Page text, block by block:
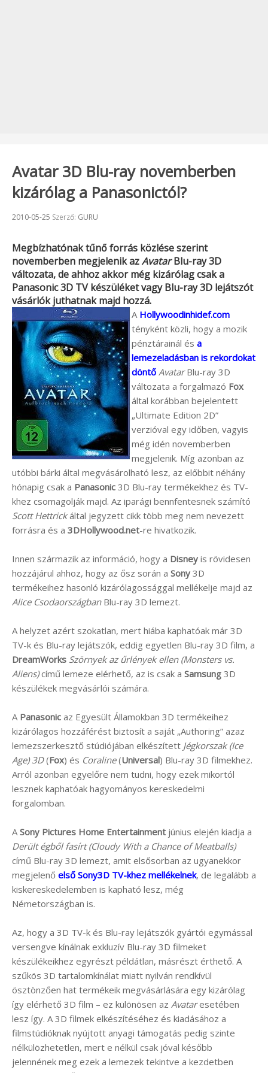
Avatar 3D Blu-ray novemberben
kizárólag a Panasonictól?
Beküldve:
2010-05-25 Szerző: GURU
Megbízhatónak tűnő forrás közlése szerint
novemberben megjelenik azAvatarBlu-ray 3D
változata, de ahhoz akkor még kizárólag csak a
Panasonic3D TV készüléket vagy Blu-ray 3D lejátszót
vásárlók juthatnak majd hozzá.
A Hollywoodinhidef.com
tényként közli, hogy a mozik
pénztárainál és a
lemezeladásban is rekordokat
döntő AvatarBlu-ray 3D
változata a forgalmazó Fox
által korábban bejelentett
„Ultimate Edition 2D”
verzióval egy időben, vagyis
még idén novemberben
megjelenik. Míg azonban az
utóbbi bárki által megvásárolható lesz, az előbbit néhány
hónapig csak a Panasonic 3D Blu-ray termékekhez és TV-
khez csomagolják majd. Az iparági bennfentesnek számító
Scott Hettrickáltal jegyzett cikk több meg nem nevezett
forrásra és a 3DHollywood.net-re hivatkozik.
Innen származik az információ, hogy a Disney is rövidesen
hozzájárul ahhoz, hogy az ősz során a Sony 3D
termékeihez hasonló kizárólagossággal mellékelje majd az
Alice CsodaországbanBlu-ray 3D lemezt.
A helyzet azért szokatlan, mert hiába kaphatóak már 3D
TV-k és Blu-ray lejátszók, eddig egyetlen Blu-ray 3D film, a
DreamWorks Szörnyek az űrlények ellen (Monsters vs.
Aliens)című lemeze elérhető, az is csak a Samsung 3D
készülékek megvásárlói számára.
A Panasonic az Egyesült Államokban 3D termékeihez
kizárólagos hozzáférést biztosít a saját „Authoring” azaz
lemezszerkesztő stúdiójában elkészített Jégkorszak (Ice
Age) 3D(Fox) és Coraline(Universal) Blu-ray 3D filmekhez.
Arról azonban egyelőre nem tudni, hogy ezek mikortól
lesznek kaphatóak hagyományos kereskedelmi
forgalomban.
A Sony Pictures Home Entertainment június elején kiadja a
Derült égből fasírt (Cloudy With a Chance of Meatballs)
című Blu-ray 3D lemezt, amit elsősorban az ugyanekkor
megjelenő első Sony3D TV-khez mellékelnek, de legalább a
kiskereskedelemben is kapható lesz, még
Németországban is.
Az, hogy a 3D TV-k és Blu-ray lejátszók gyártói egymással
versengve kínálnak exkluzív Blu-ray 3D filmeket
készülékeikhez egyrészt példátlan, másrészt érthető. A
szűkös 3D tartalomkínálat miatt nyilván rendkívül
ösztönzően hat termékeik megvásárlására egy kizárólag
így elérhető 3D film – ez különösen az Avataresetében
lesz így. A 3D filmek elkészítéséhez és kiadásához a
filmstúdióknak nyújtott anyagi támogatás pedig szinte
nélkülözhetetlen, mert e nélkül csak jóval később
jelennének meg ezek a lemezek tekintve a kezdetben